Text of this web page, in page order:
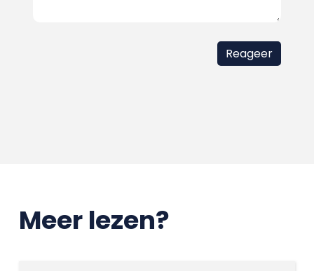
Meer lezen?